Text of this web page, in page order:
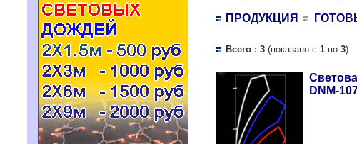
ПРОДУКЦИЯ
Всего : 3 (показано с 1 по 3)
DNM-